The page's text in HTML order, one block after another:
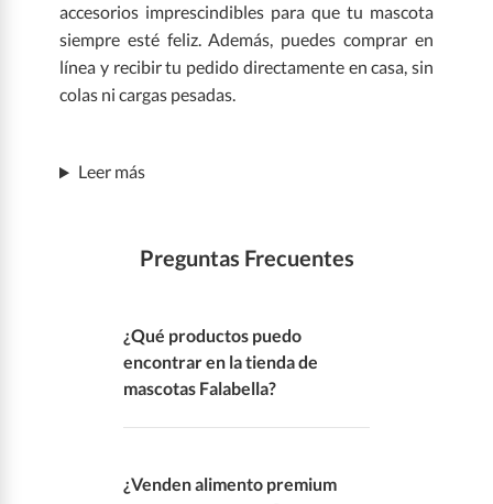
accesorios imprescindibles para que tu mascota
siempre esté feliz. Además, puedes comprar en
línea y recibir tu pedido directamente en casa, sin
colas ni cargas pesadas.
Leer más
Preguntas Frecuentes
¿Qué productos puedo
encontrar en la tienda de
mascotas Falabella?
¿Venden alimento premium